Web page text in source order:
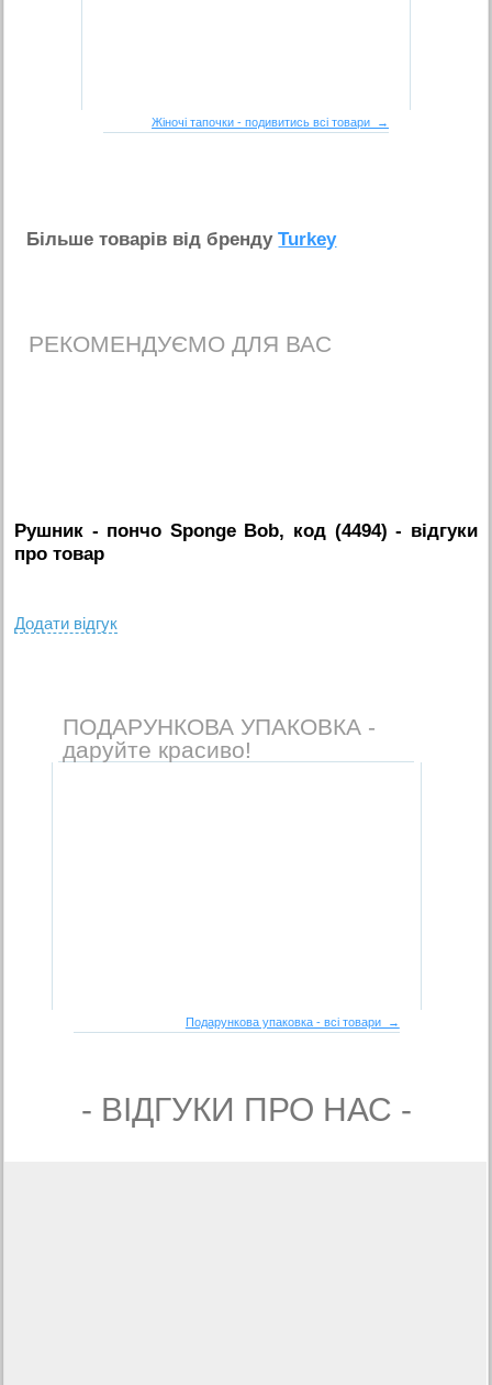
Жіночі тапочки - подивитись всі товари →
Бiльше товарiв вiд брендуTurkey
РЕКОМЕНДУЄМО ДЛЯ ВАС
Рушник - пончо Sponge Bob, код (4494) - вiдгуки
про товар
Додати вiдгук
ПОДАРУНКОВА УПАКОВКА -
даруйте красиво!
Подарункова упаковка - всі товари →
- ВIДГУКИ ПРО НАС -